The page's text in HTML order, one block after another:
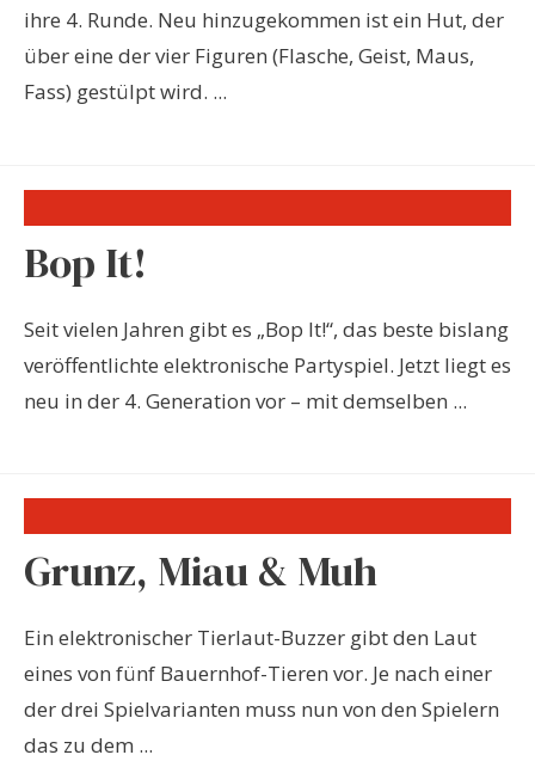
ihre 4. Runde. Neu hinzugekommen ist ein Hut, der
über eine der vier Figuren (Flasche, Geist, Maus,
Fass) gestülpt wird. ...
Bop It!
Seit vielen Jahren gibt es „Bop It!“, das beste bislang
veröffentlichte elektronische Partyspiel. Jetzt liegt es
neu in der 4. Generation vor – mit demselben ...
Grunz, Miau & Muh
Ein elektronischer Tierlaut-Buzzer gibt den Laut
eines von fünf Bauernhof-Tieren vor. Je nach einer
der drei Spielvarianten muss nun von den Spielern
das zu dem ...